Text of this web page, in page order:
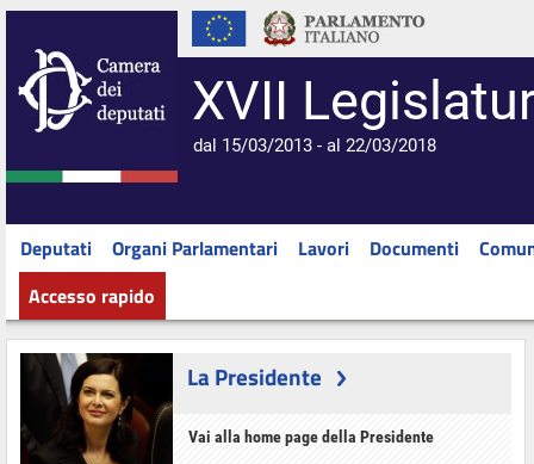
XVII
dal 15/03/2013 - al 22/03/2018
Deputati Organi Parlamentari Lavori Documenti
Accesso rapido
La Presidente
Vai alla home page della Presidente